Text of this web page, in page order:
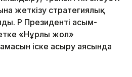
жеткізу стратегиялық
ҚР Президенті Қасым-
«Нұрлы жол»
іске асыру аясында